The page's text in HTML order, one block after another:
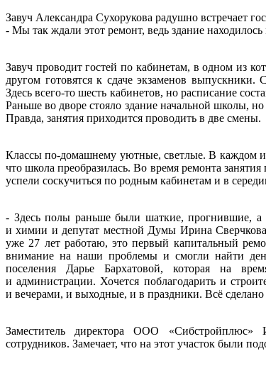
Завуч Александра Сухорукова радушно встречает
- Мы так ждали этот ремонт, ведь здание
Завуч проводит гостей по кабинетам, в одном из
другом готовятся к сдаче экзаменов
Здесь всего-то шесть кабинетов, но расписание
Раньше во дворе стояло здание начальной школы,
Правда, занятия приходится проводить в две смены.
Классы по-домашнему уютные, светлые. В каждом
что школа преобразилась. Во время ремонта
успели соскучиться по родным кабинетам и в
- Здесь полы раньше были шаткие, прогнившие, а
и химии и депутат местной Думы Ирина
уже 27 лет работаю, это первый капитальный
внимание на наши проблемы и смогли найти
поселения Дарье Бархатовой, которая на
и администрации. Хочется поблагодарить и
и вечерами, и выходные, и в праздники. Всё сделано
Заместитель директора ООО
сотрудников. Замечает, что на этот участок были